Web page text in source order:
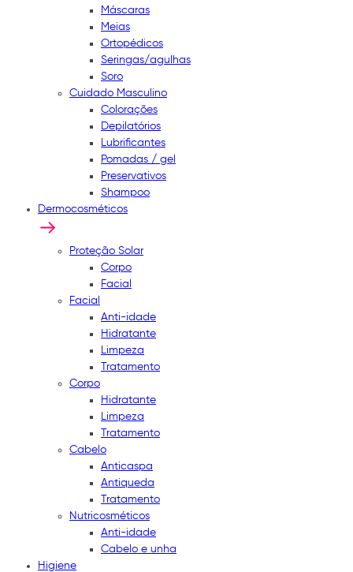
Máscaras
Meias
Ortopédicos
Seringas/agulhas
Soro
Cuidado Masculino
Colorações
Depilatórios
Lubrificantes
Pomadas / gel
Preservativos
Shampoo
Dermocosméticos
Proteção Solar
Corpo
Facial
Facial
Anti-idade
Hidratante
Limpeza
Tratamento
Corpo
Hidratante
Limpeza
Tratamento
Cabelo
Anticaspa
Antiqueda
Tratamento
Nutricosméticos
Anti-idade
Cabelo e unha
Higiene